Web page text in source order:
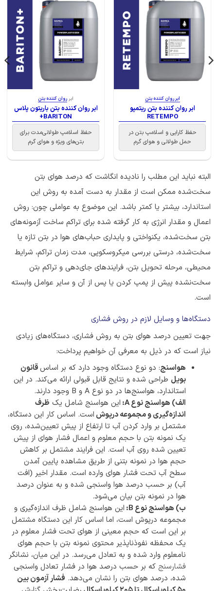
ابر روان کننده بتن
ابر روان کننده بتن ریتمپو
RETEMPO
حفظ کارایی و اسلامپ بتن در
حمل طولانی و هوای گرم
ابر روان کننده بتن
ابر روان کننده بتن باریتون پلاس
BARITON+
حفظ اسلامپ طولانی‌مدت برای
بتن‌های ویژه و هوای گرم
البته نباید این مطلب را نادیده انگاشت که درصد هوای بتن
سخت‌شده ممکن است از مقدار به دست آمده به روش این
استاندارد، بیشتر یا کمتر باشد. این موضوع به عواملی چون: روش
اعمال و مقدار انرژی به کار گرفته شده برای تراکم ساخت آزمونه‌های
بتن سخت‌شده، یکنواختی و پایداری حباب‌های هوا در بتن تازه یا
سخت‌شده، درستی بررسی میکروسکوپی، مدت زمان تراکم، شرایط
محیطی، مرحله تحویل بتن، فرایندهای جای‌دهی و تراکم بتن
سخت‌نشده پیش از پمپ کردن یا پس از آن و سایر عوامل وابسته
است.
دستگاه‌ها و وسایل لازم در روش فشاری
جهت تعیین درصد هوای بتن به روش فشاری، دستگاه‌های زیادی
نیاز است که در ذیل به معرفی آن خواهیم پرداخت:
هواسنج: دو نوع دستگاه وجود دارد که بر اساسقانون
بویل طراحی شده و نتایج قابل قبولی ارائه می‌کند. در این
استاندارد، هواسنج‌ها در دو نوع A و B وجود دارند.
الف) هواسنج نوع A:
این هواسنج شامل یک ظرف
اندازه‌گیری و مجموعه درپوش است. اساس کار این دستگاه،
مشتمل بر وارد کردن آب تا ارتفاع از پیش تعیین‌شده، روی
یک نمونه بتن با حجم معلوم و اعمال فشار هوای از پیش
تعیین شده روی آب است. این فرایند مشتمل بر کاهش
حجم هوا در نمونه بتنی از طریق مشاهده پایین آمدن
سطح آب تحت فشار هوای وارده است. مقدار اخیر (افت
آب) بر حسب درصد هوا واسنجی شده و به عنوان درصد
هوا در نمونه بتن بیان می‌شود.
ب) هواسنج نوع B:
این هواسنج شامل ظرف اندازه‌گیری و
مجموعه درپوش است، اما اساس کار این دستگاه مشتمل
بر این است که حجم معینی از هوای تحت فشار معلوم در
یک محفظه نفوذناپذیر محتوی نمونه بتن با حجم هوای
نامعلوم وارد شده و به تعادل می‌رسد. در این میان، نشانگر
فشارسنج که بر حسب درصد هوا در فشار تعادل واسنجی
شده، درصد هوای بتن را نشان می‌دهد. فشار آزمون بین